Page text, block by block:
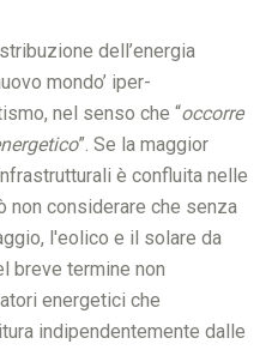
dell’energia
mondo’ iper-
nel senso che “occorre
”. Se la maggior
è confluita nelle
non considerare che senza
l'eolico e il solare da
breve termine non
energetici che
indipendentemente dalle